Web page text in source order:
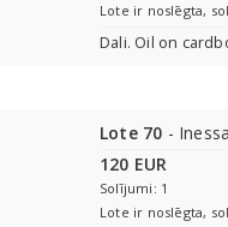
Lote ir noslēgta,
Dali. Oil on
Lote 70 -
120 EUR
Solījumi: 1
Lote ir noslēgta,